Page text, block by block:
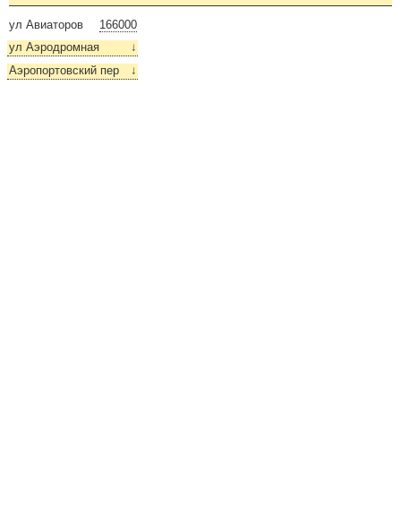
166000
ул Авиаторов
↓
ул Аэродромная
↓
Аэропортовский пер